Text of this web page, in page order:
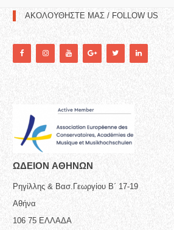
ΑΚΟΛΟΥΘΗΣΤΕ ΜΑΣ / FOLLOW US
ΩΔΕΙΟN ΑΘΗΝΩΝ
Ρηγίλλης & Βασ.Γεωργίου Β΄ 17-19
Αθήνα
106 75 ΕΛΛΑΔΑ